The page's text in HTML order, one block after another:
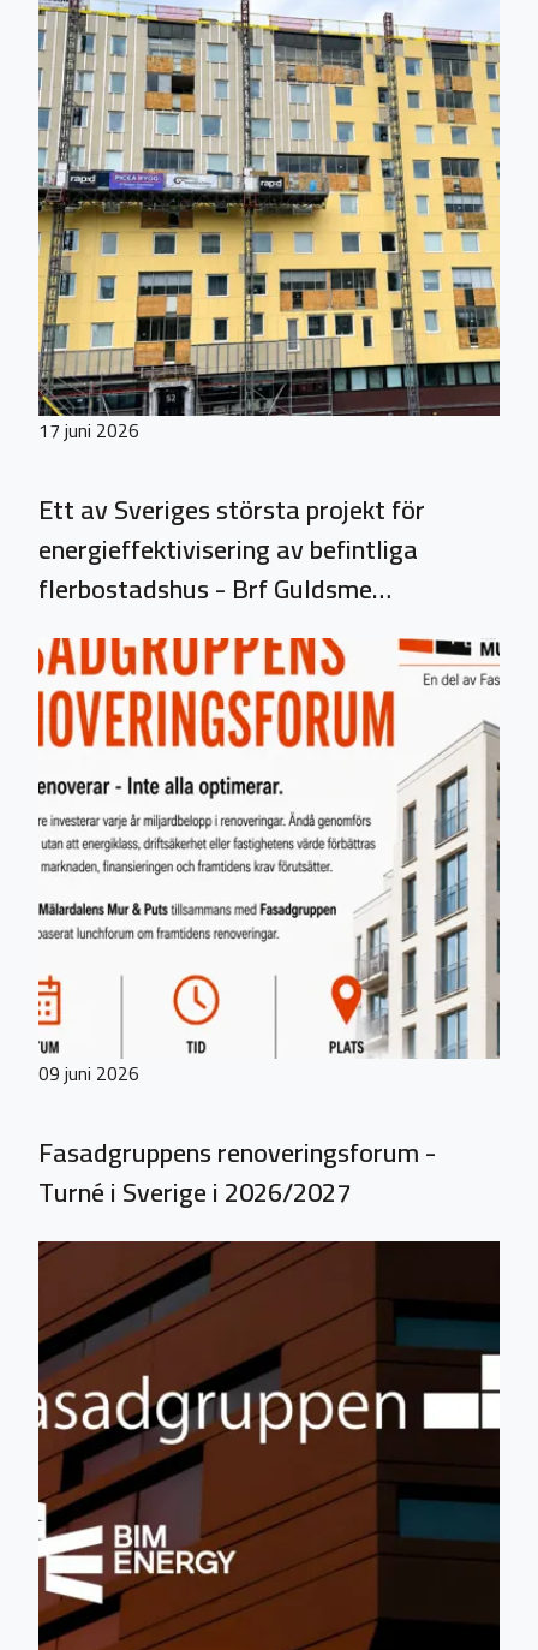
17 juni 2026
Ett av Sveriges största projekt för
energieffektivisering av befintliga
flerbostadshus - Brf Guldsme…
09 juni 2026
Fasadgruppens renoveringsforum -
Turné i Sverige i 2026/2027